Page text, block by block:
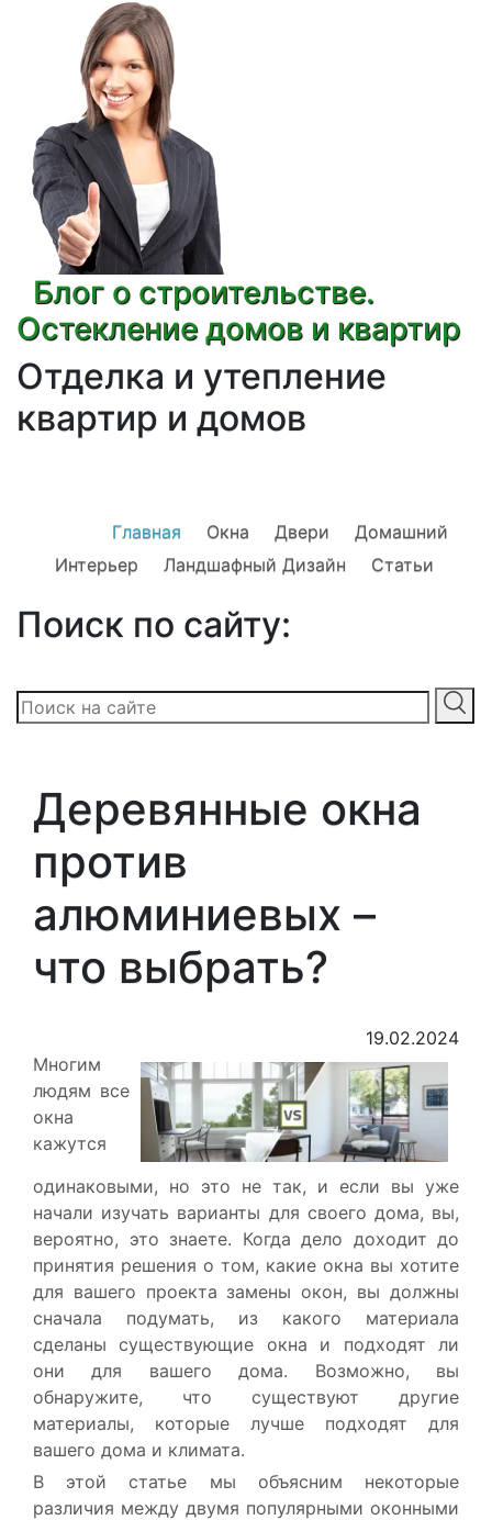
Блог о строительстве.
Остекление домов и квартир
Отделка и утепление
квартир и домов
Главная Окна Двери
Домашний
Интерьер
Ландшафный Дизайн Статьи
Поиск по сайту:
Деревянные окна
против
алюминиевых –
что выбрать?
19.02.2024
Многим
людям все
окна
кажутся
одинаковыми, но это не так, и если вы уже
начали изучать варианты для своего дома, вы,
вероятно, это знаете. Когда дело доходит до
принятия решения о том, какие окна вы хотите
для вашего проекта замены окон, вы должны
сначала подумать, из какого материала
сделаны существующие окна и подходят ли
они для вашего дома. Возможно, вы
обнаружите, что существуют другие
материалы, которые лучше подходят для
вашего дома и климата.
В этой статье мы объясним некоторые
различия между двумя популярными оконными